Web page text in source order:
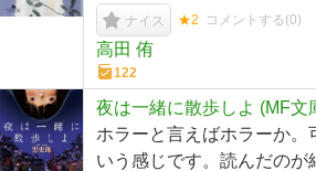
ナイス ★2 コメントする(0)
高田 侑
122
夜は一緒に散歩しよ (MF文
ホラーと言えばホラーか。
いう感じです。読んだのが